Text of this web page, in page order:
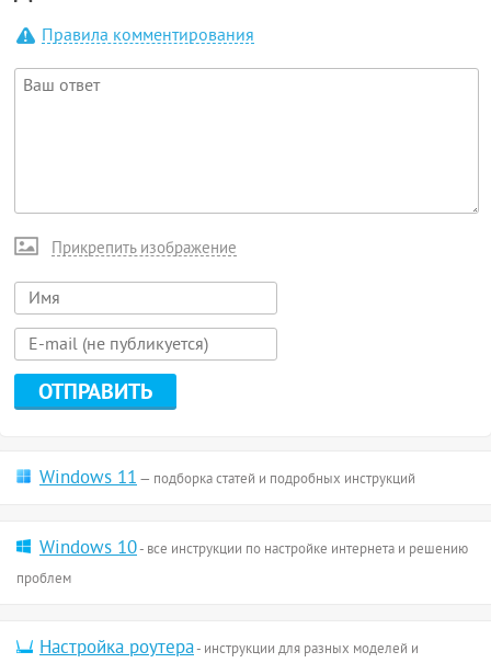
Правила комментирования
Прикрепить изображение
Windows 11— подборка статей и подробных инструкций
Windows 10- все инструкции по настройке интернета и решению
проблем
Настройка роутера- инструкции для разных моделей и